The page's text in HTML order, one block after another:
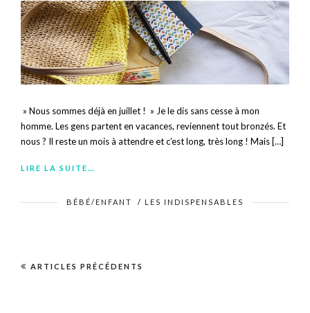
» Nous sommes déjà en juillet ! » Je le dis sans cesse à mon
homme. Les gens partent en vacances, reviennent tout bronzés. Et
nous ? Il reste un mois à attendre et c’est long, très long ! Mais […]
LIRE LA SUITE…
BÉBÉ/ENFANT / LES INDISPENSABLES
ARTICLES PRÉCÉDENTS